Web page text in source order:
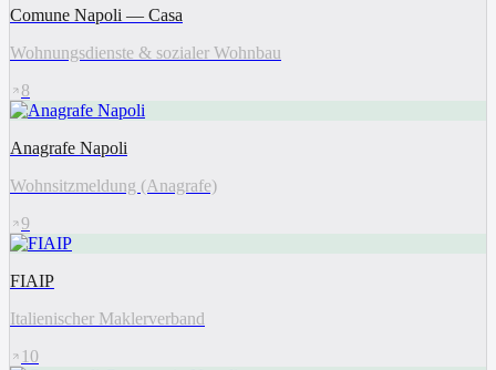
Comune Napoli — Casa
Wohnungsdienste & sozialer Wohnbau
8
Anagrafe Napoli
Wohnsitzmeldung (Anagrafe)
9
FIAIP
Italienischer Maklerverband
10